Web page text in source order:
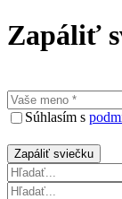
Zapáliť
Súhlasím s